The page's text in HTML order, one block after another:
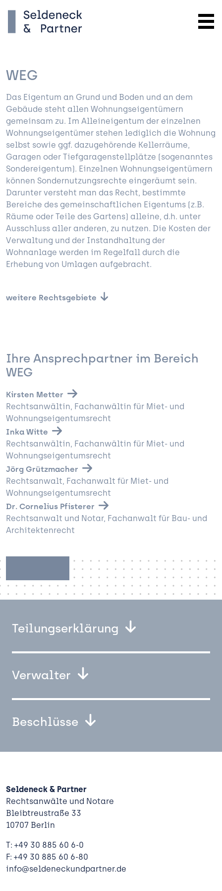
Kanzlei
Expertise
Verwalten
Team
Aktuelles
Karriere
Kontakt
Notarformulare
WEG
Das Eigentum an Grund und Boden und an dem
Gebäude steht allen Wohnungseigentümern
gemeinsam zu. Im Alleineigentum der einzelnen
Wohnungseigentümer stehen lediglich die Wohnung
selbst sowie ggf. dazugehörende Kellerräume,
Garagen oder Tiefgaragenstellplätze (sogenanntes
Sondereigentum). Einzelnen Wohnungseigentümern
können Sondernutzungsrechte eingeräumt sein.
Darunter versteht man das Recht, bestimmte
Bereiche des gemeinschaftlichen Eigentums (z.B.
Räume oder Teile des Gartens) alleine, d.h. unter
Ausschluss aller anderen, zu nutzen. Die Kosten der
Verwaltung und der Instandhaltung der
Wohnanlage werden im Regelfall durch die
Erhebung von Umlagen aufgebracht.
weitere Rechtsgebiete
Ihre Ansprechpartner im Bereich
WEG
Kirsten Metter
Rechtsanwältin, Fachanwältin für Miet- und
Wohnungseigentumsrecht
Inka Witte
Rechtsanwältin, Fachanwältin für Miet- und
Wohnungseigentumsrecht
Jörg Grützmacher
Rechtsanwalt, Fachanwalt für Miet- und
Wohnungseigentumsrecht
Dr. Cornelius Pfisterer
Rechtsanwalt und Notar, Fachanwalt für Bau- und
Architektenrecht
Teilungserklärung
Verwalter
Beschlüsse
Seldeneck & Partner
Rechtsanwälte und Notare
Bleibtreustraße 33
10707 Berlin
T: +49 30 885 60 6-0
F: +49 30 885 60 6-80
info@seldeneckundpartner.de